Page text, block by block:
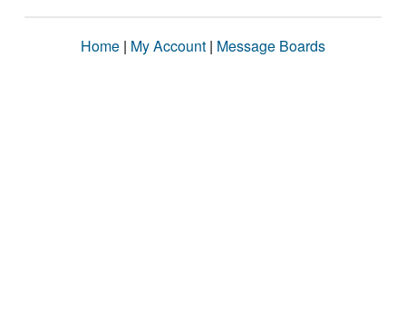
Home | My Account | Message Boards